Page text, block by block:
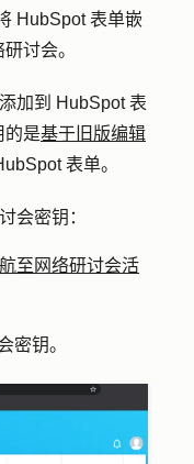
HubSpot 表单嵌
讨会。
加到 HubSpot 表
的是基于旧版编辑
表单。
会密钥：
至网络研讨会活
密钥。